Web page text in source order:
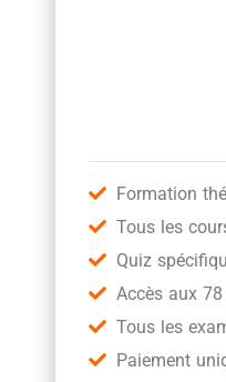
Formation
Tous les
Quiz
Accès aux
Tous les
Paiement